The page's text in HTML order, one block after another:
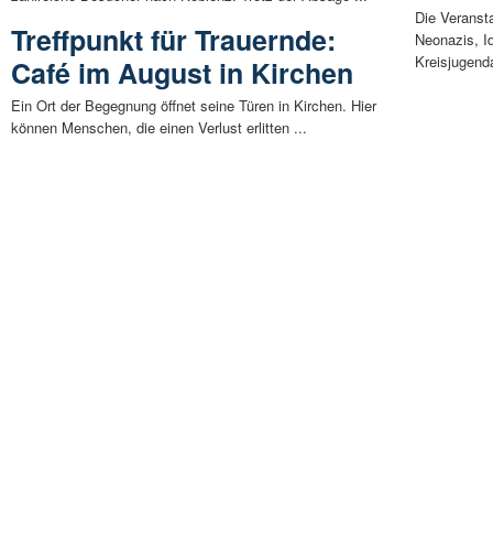
Treffpunkt für Trauernde:
Café im August in Kirchen
Ein Ort der Begegnung öffnet seine Türen in Kirchen. Hier
können Menschen, die einen Verlust erlitten ...
Die
Neonazis,